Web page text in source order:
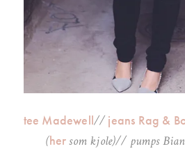
tee Madewell// jeans Rag &
(hersom kjole)// pumps